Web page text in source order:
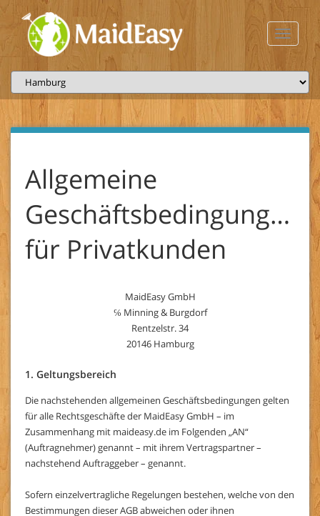
Toggle
Allgemeine
Geschäftsbedingungen
für Privatkunden
MaidEasy GmbH
℅ Minning & Burgdorf
Rentzelstr. 34
20146 Hamburg
1. Geltungsbereich
Die nachstehenden allgemeinen Geschäftsbedingungen gelten
für alle Rechtsgeschäfte der MaidEasy GmbH – im
Zusammenhang mit maideasy.de im Folgenden „AN“
(Auftragnehmer) genannt – mit ihrem Vertragspartner –
nachstehend Auftraggeber – genannt.
Sofern einzelvertragliche Regelungen bestehen, welche von den
Bestimmungen dieser AGB abweichen oder ihnen